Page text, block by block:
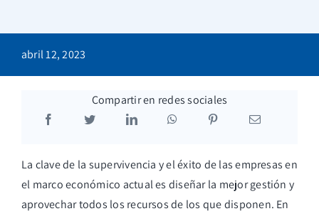
abril 12, 2023
Compartir en redes sociales
La clave de la supervivencia y el éxito de las empresas en
el marco económico actual es diseñar la mejor gestión y
aprovechar todos los recursos de los que disponen. En